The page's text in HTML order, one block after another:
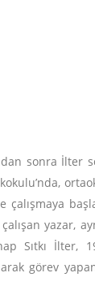
sonra İlter
yazar,
Sıtkı İlter,
görev